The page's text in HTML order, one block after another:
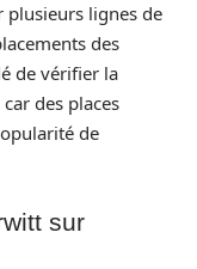
plusieurs lignes de
des
de vérifier la
des places
de
sur